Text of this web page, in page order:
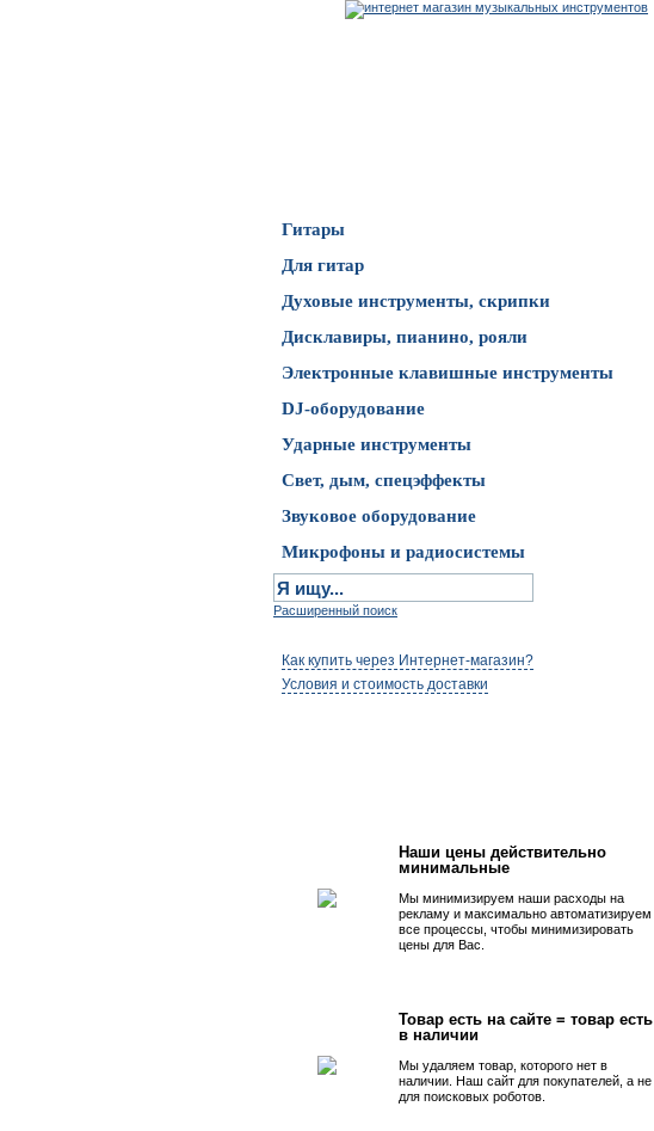
Гитары
Для гитар
Духовые инструменты, скрипки
Дисклавиры, пианино, рояли
Электронные клавишные инструменты
DJ-оборудование
Ударные инструменты
Свет, дым, спецэффекты
Звуковое оборудование
Микрофоны и радиосистемы
Расширенный поиск
Как купить через Интернет-магазин?
Условия и стоимость доставки
Наши цены действительно
минимальные
Мы минимизируем наши расходы на
рекламу и максимально автоматизируем
все процессы, чтобы минимизировать
цены для Вас.
Товар есть на сайте = товар есть
в наличии
Мы удаляем товар, которого нет в
наличии. Наш сайт для покупателей, а не
для поисковых роботов.